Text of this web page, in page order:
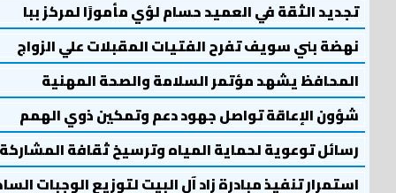
تجديد الثقة في العميد حسام لؤي مأمورًا لمركز ببا
نهضة بني سويف تفرح الفتيات المقبلات علي الزواج
المحافظ يشهد مؤتمر السلامة والصحة المهنية
شؤون الإعاقة تواصل جهود دعم وتمكين ذوي الهمم
رسائل توعوية لحماية المياه وترسيخ ثقافة المشاركة
استمرار تنفيذ مبادرة زاد آل البيت لتوزيع الوجبات